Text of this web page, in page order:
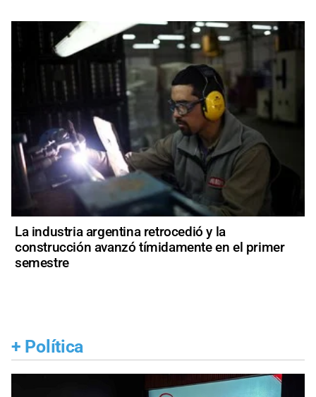
La industria argentina retrocedió y la
construcción avanzó tímidamente en el primer
semestre
+ Política